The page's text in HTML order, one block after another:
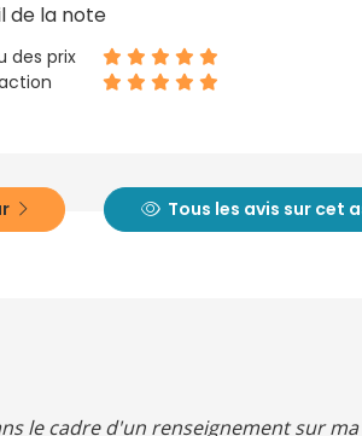
de la note
des prix
Tous les avis sur cet
le cadre d'un renseignement sur